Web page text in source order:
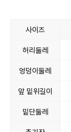
사이즈
허리둘레
엉덩이둘레
앞 밑위길이
밑단둘레